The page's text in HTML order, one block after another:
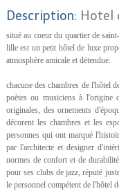
Description: Hotel
situé au coeur du quartier de
lille est un petit hôtel de luxe
atmosphère amicale et détendue.
chacune des chambres de l'hôtel
poètes ou musiciens à l'origine
originales, des ornements
décorent les chambres et les
personnes qui ont marqué
par l'architecte et designer
normes de confort et de
pour ses clubs de jazz, réputé
le personnel compétent de l'hôtel